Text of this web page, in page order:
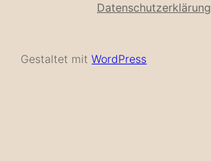
Datenschutzerklärung
Gestaltet mitWordPress